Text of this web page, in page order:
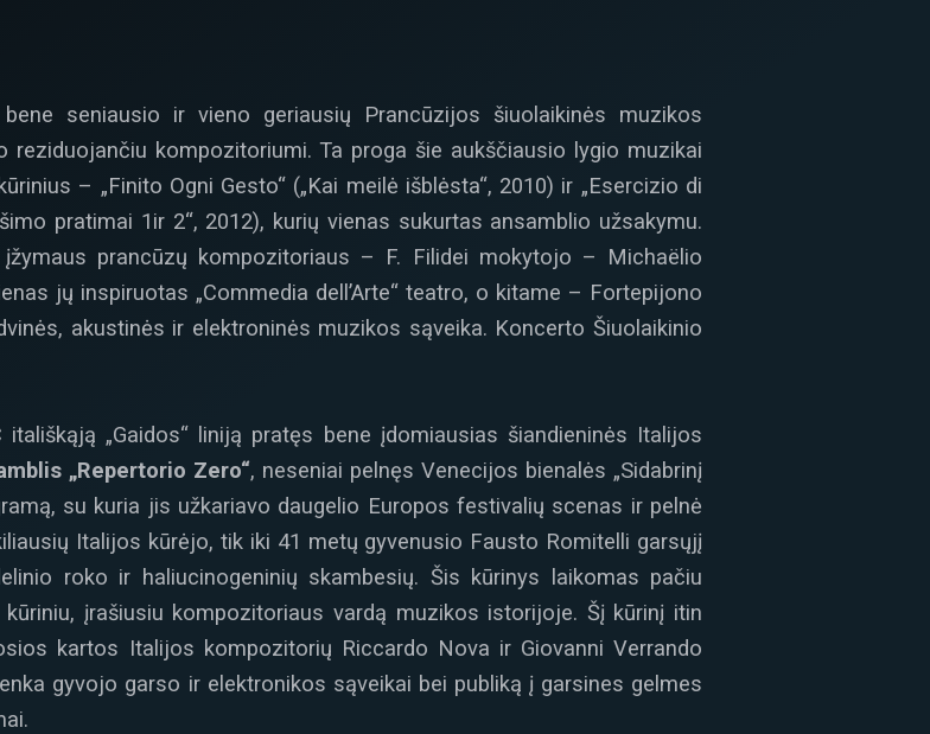
seniausio ir vieno geriausių Prancūzijos šiuolaikinės muzikos
kompozitoriumi. Ta proga šie aukščiausio lygio muzikai
– „Finito Ogni Gesto“ („Kai meilė išblėsta“, 2010) ir „Esercizio di
pratimai 1ir 2“, 2012), kurių vienas sukurtas ansamblio užsakymu.
prancūzų kompozitoriaus – F. Filidei mokytojo – Michaëlio
jų inspiruotas „Commedia dell’Arte“ teatro, o kitame – Fortepijono
akustinės ir elektroninės muzikos sąveika. Koncerto Šiuolaikinio
„Gaidos“ liniją pratęs bene įdomiausias šiandieninės Italijos
„Repertorio Zero“, neseniai pelnęs Venecijos bienalės „Sidabrinį
su kuria jis užkariavo daugelio Europos festivalių scenas ir pelnė
Italijos kūrėjo, tik iki 41 metų gyvenusio Fausto Romitelli garsųjį
roko ir haliucinogeninių skambesių. Šis kūrinys laikomas pačiu
įrašiusiu kompozitoriaus vardą muzikos istorijoje. Šį kūrinį itin
kartos Italijos kompozitorių Riccardo Nova ir Giovanni Verrando
gyvojo garso ir elektronikos sąveikai bei publiką į garsines gelmes